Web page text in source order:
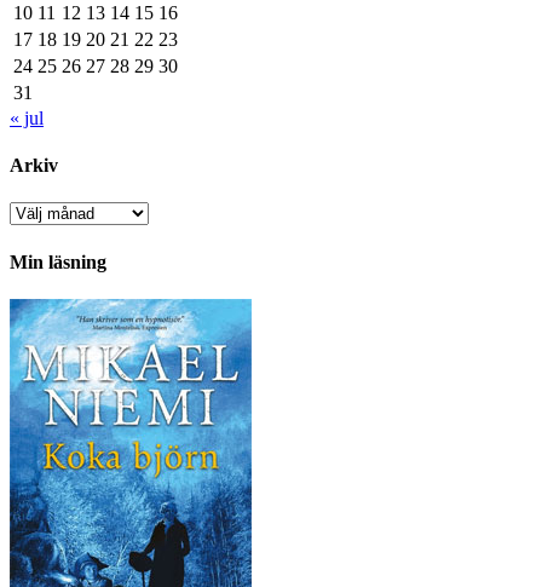
10 11 12 13 14 15 16
17 18 19 20 21 22 23
24 25 26 27 28 29 30
31
« jul
Arkiv
Arkiv
Min läsning